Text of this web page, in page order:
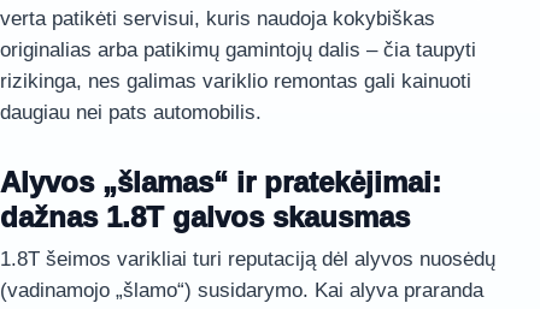
verta patikėti servisui, kuris naudoja kokybiškas
originalias arba patikimų gamintojų dalis – čia taupyti
rizikinga, nes galimas variklio remontas gali kainuoti
daugiau nei pats automobilis.
Alyvos „šlamas“ ir pratekėjimai:
dažnas 1.8T galvos skausmas
1.8T šeimos varikliai turi reputaciją dėl alyvos nuosėdų
(vadinamojo „šlamo“) susidarymo. Kai alyva praranda